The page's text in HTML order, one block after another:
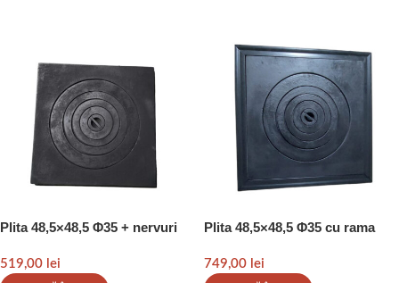
Plita 48,5×48,5 Φ35 + nervuri
519,00 lei
Plita 48,5×48,5 Φ35 cu rama
749,00 lei